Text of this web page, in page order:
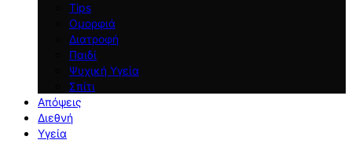
Tips
Ομορφιά
Διατροφή
Παιδί
Ψυχική Υγεία
Σπίτι
Απόψεις
Διεθνή
Υγεία